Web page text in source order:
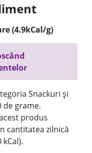
(4.9kCal/g)
Snackuri și
de grame.
produs
cantitatea zilnică